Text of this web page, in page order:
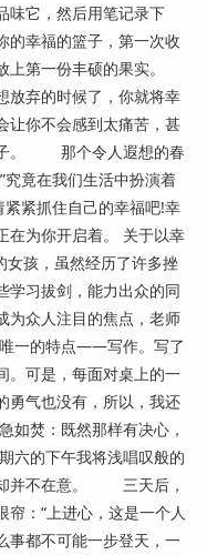
味它，然后用笔记录下
的幸福的篮子，第一次收
上第一份丰硕的果实。
放弃的时候了，你就将幸
让你不会感到太痛苦，甚
子。 那个令人遐想的春
究竟在我们生活中扮演着
紧抓住自己的幸福吧!幸
在为你开启着。 关于以幸
孩，虽然经历了许多挫
学习拔剑，能力出众的同
为众人注目的焦点，老师
一的特点——写作。写了
。可是，每面对桌上的一
勇气也没有，所以，我还
焚：既然那样有决心，
的下午我将浅唱叹般的
却并不在意。 三天后，
：“上进心，这是一个人
事都不可能一步登天，一